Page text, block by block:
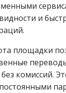
и
площадки
комиссий.